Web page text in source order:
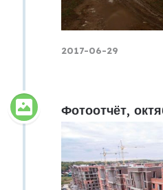
2017-06-29
Фотоотчёт,